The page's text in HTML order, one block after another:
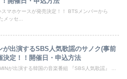
スマホケースが発売決定！！ BTSメンバーから
メッセ...
が出演するSBS人気歌謡のサノク(事前
決定！！開催日・申込方法
が出演する韓国の音楽番組 『SBS人気歌謡』 ...